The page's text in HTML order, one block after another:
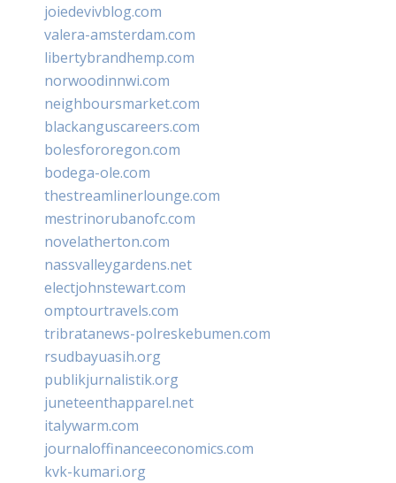
joiedevivblog.com
valera-amsterdam.com
libertybrandhemp.com
norwoodinnwi.com
neighboursmarket.com
blackanguscareers.com
bolesfororegon.com
bodega-ole.com
thestreamlinerlounge.com
mestrinorubanofc.com
novelatherton.com
nassvalleygardens.net
electjohnstewart.com
omptourtravels.com
tribratanews-polreskebumen.com
rsudbayuasih.org
publikjurnalistik.org
juneteenthapparel.net
italywarm.com
journaloffinanceeconomics.com
kvk-kumari.org